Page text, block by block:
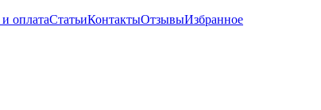
оплатаСтатьиКонтактыОтзывыИзбранное